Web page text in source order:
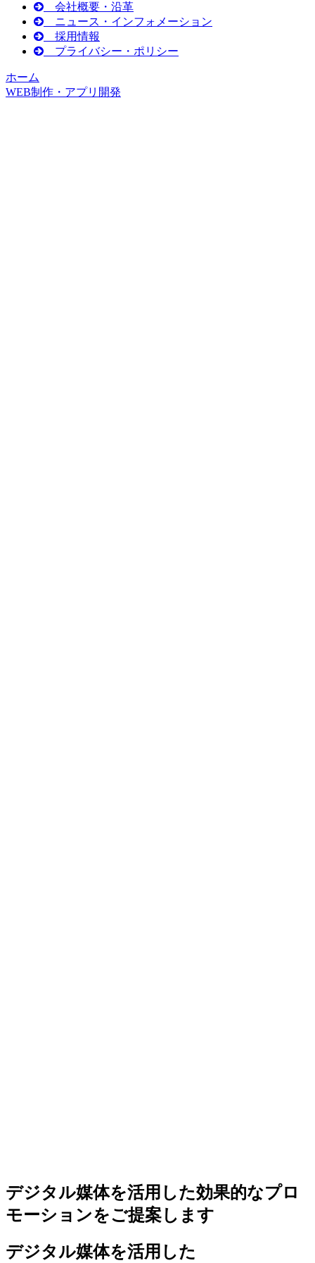
会社概要・沿革
ニュース・インフォメーション
採用情報
プライバシー・ポリシー
ホーム
WEB制作・アプリ開発
デジタル媒体を活用した効果的なプロ
モーションをご提案します
デジタル媒体を活用した